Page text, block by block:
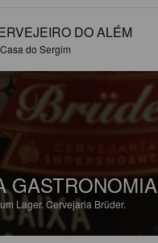
DO ALÉM
do Sergim
GASTRONOMIA
Lager. Cervejaria Brüder.